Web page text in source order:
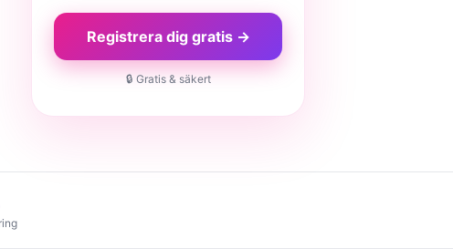
Registrera dig gratis →
🔒 Gratis & säkert